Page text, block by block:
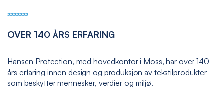
OVER 140 ÅRS ERFARING
Hansen Protection, med hovedkontor i Moss, har over 140
års erfaring innen design og produksjon av tekstilprodukter
som beskytter mennesker, verdier og miljø.